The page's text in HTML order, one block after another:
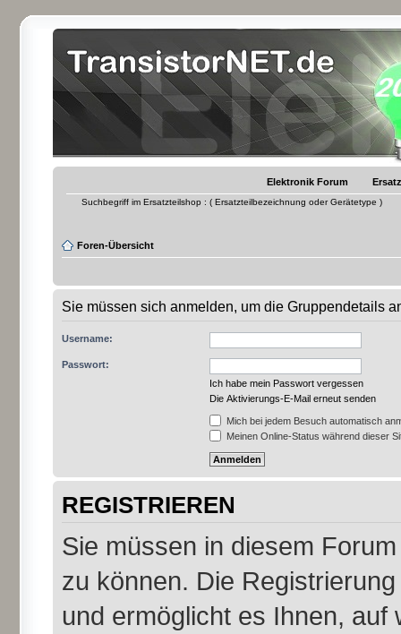
Elektronik Forum
Suchbegriff im Ersatzteilshop : ( Ersatzteilbezeichnung oder Gerätetype )
Foren-Übersicht
Sie müssen sich anmelden, um die Gruppendetails
Username:
Passwort:
Ich habe mein Passwort vergessen
Die Aktivierungs-E-Mail erneut senden
Mich bei jedem Besuch automatisch
Meinen Online-Status während dieser
REGISTRIEREN
Sie müssen in diesem
zu können. Die
und ermöglicht es Ihnen,